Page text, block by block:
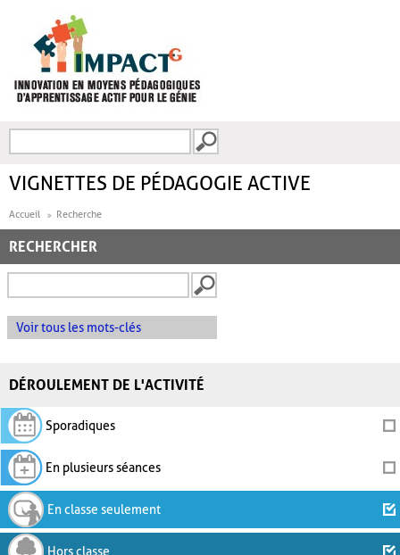
FORMULAIRE DE
VIGNETTES DE PÉDAGOGIE ACTIVE
Accueil Recherche
RECHERCHER
Voir tous les mots-clés
DÉROULEMENT DE L'ACTIVITÉ
Sporadiques
En plusieurs séances
En classe seulement
Hors classe